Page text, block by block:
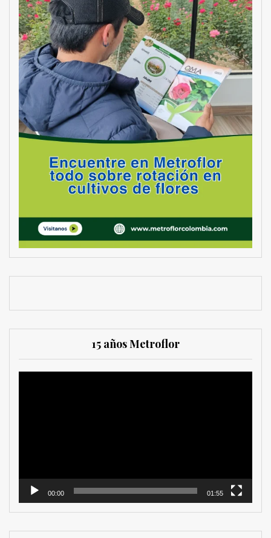
15 años Metroflor
00:00 01:55